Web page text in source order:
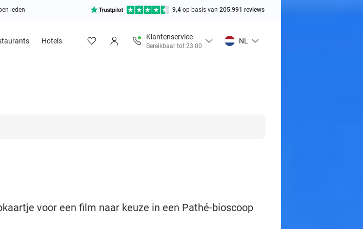
leden 9,4 op basis van 205.991 reviews
Hotels
Klantenservice
Bereikbaar tot 23:00
NL
voor een film naar keuze in een Pathé-bioscoop